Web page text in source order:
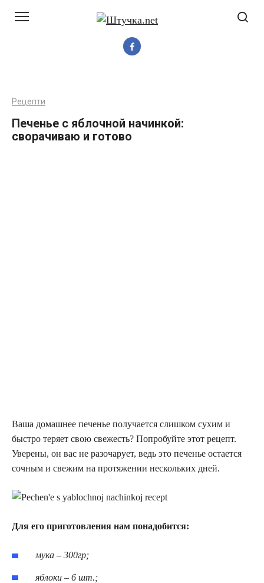
Рецепти
Печенье с яблочной начинкой:
сворачиваю и готово
Ваша домашнее печенье получается слишком сухим и
быстро теряет свою свежесть? Попробуйте этот рецепт.
Уверены, он вас не разочарует, ведь это печенье остается
сочным и свежим на протяжении нескольких дней.
Для его приготовления нам понадобится:
мука – 300гр;
яблоки – 6 шт.;